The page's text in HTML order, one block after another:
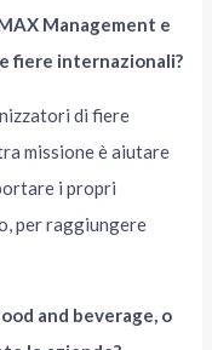
Management e
fiere internazionali?
di fiere
missione è aiutare
i propri
per raggiungere
and beverage, o